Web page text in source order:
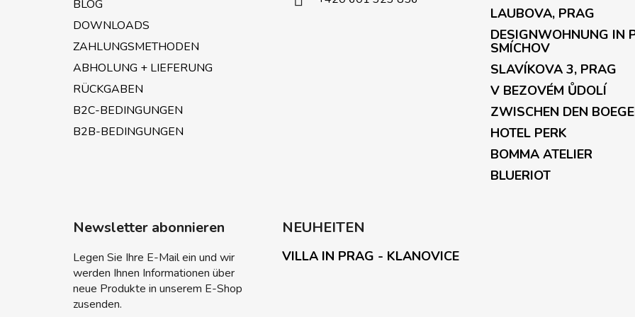
BLOG
DOWNLOADS
ZAHLUNGSMETHODEN
ABHOLUNG + LIEFERUNG
RÜCKGABEN
B2C-BEDINGUNGEN
B2B-BEDINGUNGEN
LAUBOVA, PRAG
DESIGNWOHNUNG IN
SMÍCHOV
SLAVÍKOVA 3, PRAG
V BEZOVÉM ŮDOLÍ
ZWISCHEN DEN
HOTEL PERK
BOMMA ATELIER
BLUERIOT
Newsletter abonnieren
Legen Sie Ihre E-Mail ein und wir
werden Ihnen Informationen über
neue Produkte in unserem E-Shop
zusenden.
NEUHEITEN
VILLA IN PRAG - KLANOVICE